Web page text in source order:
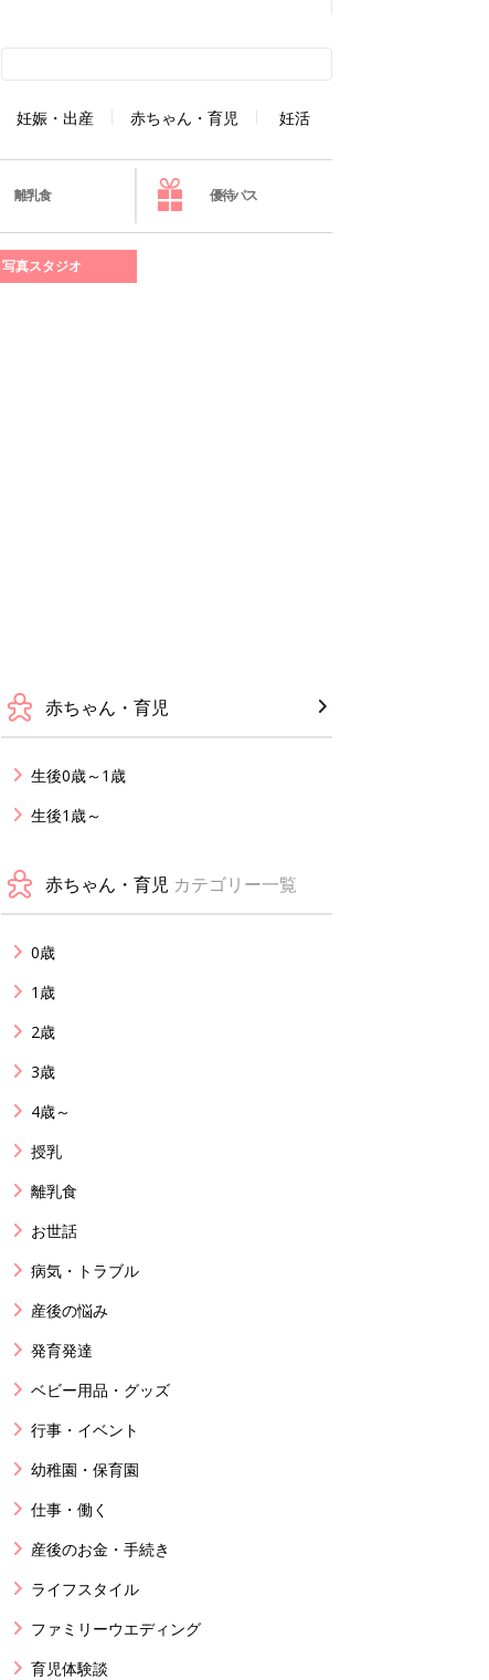
妊娠・出産 赤ちゃん・育児 妊活
離乳食 優待パス
写真スタジオ
赤ちゃん・育児
生後0歳～1歳
生後1歳～
赤ちゃん・育児 カテゴリー一覧
0歳
1歳
2歳
3歳
4歳～
授乳
離乳食
お世話
病気・トラブル
産後の悩み
発育発達
ベビー用品・グッズ
行事・イベント
幼稚園・保育園
仕事・働く
産後のお金・手続き
ライフスタイル
ファミリーウエディング
育児体験談